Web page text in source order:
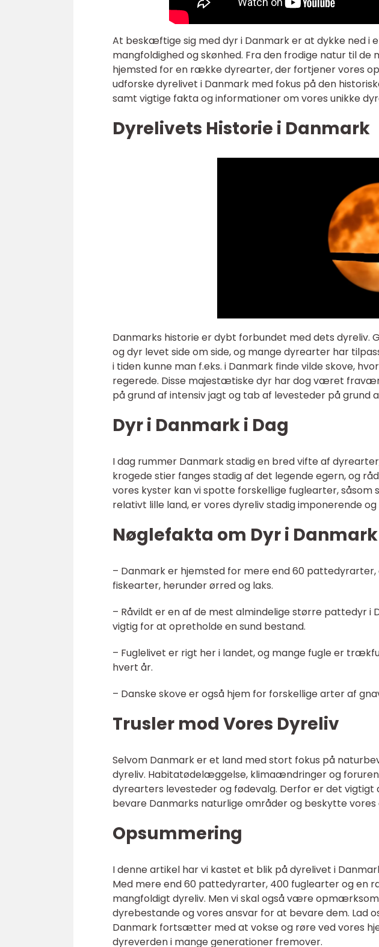
At beskæftige sig med dyr i Danmark er at dykke ned i
mangfoldighed og skønhed. Fra den frodige natur til
hjemsted for en række dyrearter, der fortjener vores
udforske dyrelivet i Danmark med fokus på den
samt vigtige fakta og informationer om vores unikke
Dyrelivets Historie i Danmark
Danmarks historie er dybt forbundet med dets dyreliv.
og dyr levet side om side, og mange dyrearter har
i tiden kunne man f.eks. i Danmark finde vilde skove,
regerede. Disse majestætiske dyr har dog været
på grund af intensiv jagt og tab af levesteder på grund
Dyr i Danmark i Dag
I dag rummer Danmark stadig en bred vifte af
krogede stier fanges stadig af det legende egern, og
vores kyster kan vi spotte forskellige fuglearter, såsom
relativt lille land, er vores dyreliv stadig imponerende
Nøglefakta om Dyr i Danmark
– Danmark er hjemsted for mere end 60
fiskearter, herunder ørred og laks.
– Råvildt er en af de mest almindelige større pattedyr
vigtig for at opretholde en sund bestand.
– Fuglelivet er rigt her i landet, og mange fugle er
hvert år.
– Danske skove er også hjem for forskellige arter af
Trusler mod Vores Dyreliv
Selvom Danmark er et land med stort fokus på
dyreliv. Habitatødelæggelse, klimaændringer og
dyrearters levesteder og fødevalg. Derfor er det
bevare Danmarks naturlige områder og beskytte
Opsummering
I denne artikel har vi kastet et blik på dyrelivet i
Med mere end 60 pattedyrarter, 400 fuglearter og en
mangfoldigt dyreliv. Men vi skal også være
dyrebestande og vores ansvar for at bevare dem. Lad
Danmark fortsætter med at vokse og røre ved vores
dyreverden i mange generationer fremover.